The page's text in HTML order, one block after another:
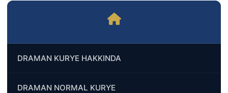
DRAMAN KURYE HAKKINDA
DRAMAN NORMAL KURYE